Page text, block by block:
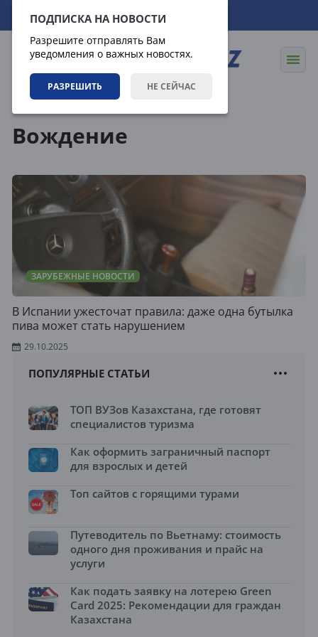
ПОДПИСКА НА НОВОСТИ
Разрешите отправлять Вам
уведомления о важных новостях.
РАЗРЕШИТЬ НЕ СЕЙЧАС
08.08.2026 14:24:19
Вождение
ЗАРУБЕЖНЫЕ НОВОСТИ
В Испании ужесточат правила: даже одна бутылка
пива может стать нарушением
29.10.2025
ПОПУЛЯРНЫЕ СТАТЬИ
ТОП ВУЗов Казахстана, где готовят
специалистов туризма
Как оформить заграничный паспорт
для взрослых и детей
Топ сайтов с горящими турами
Путеводитель по Вьетнаму: стоимость
одного дня проживания и прайс на
услуги
Как подать заявку на лотерею Green
Card 2025: Рекомендации для граждан
Казахстана